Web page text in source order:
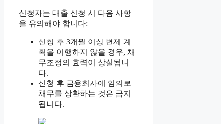
신청자는 대출 신청 시 다음 사항
을 유의해야 합니다:
신청 후 3개월 이상 변제 계
획을 이행하지 않을 경우, 채
무조정의 효력이 상실됩니
다.
신청 후 금융회사에 임의로
채무를 상환하는 것은 금지
됩니다.